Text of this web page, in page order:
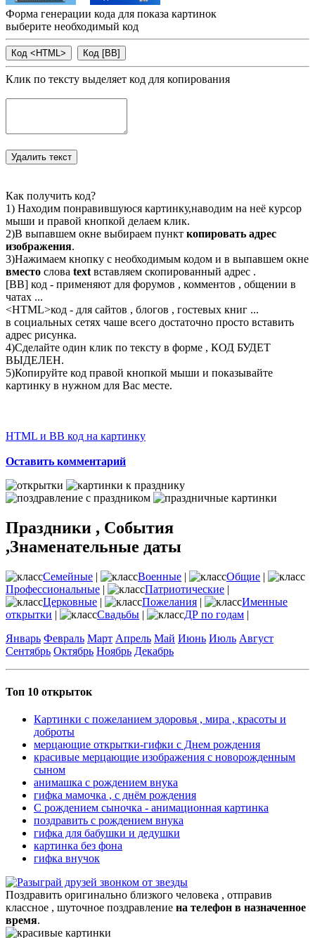
Форма генерации кода для показа картинок
выберите необходимый код
Клик по тексту выделяет код для копирования
Как получить код?
1) Находим понравившуюся картинку,наводим на неё курсор
мыши и правой кнопкой делаем клик.
2)В выпавшем окне выбираем пункт копировать адрес
изображения.
3)Нажимаем кнопку с необходимым кодом и в выпавшем окне
вместо слова textвставляем скопированный адрес .
[BB] код - применяют для форумов , комментов , общении в
чатах ...
<HTML>код - для сайтов , блогов , гостевых книг ...
в социальных сетях чаше всего достаточно просто вставить
адрес рисунка.
4)Сделайте один клик по тексту в форме , КОД БУДЕТ
ВЫДЕЛЕН.
5)Копируйте код правой кнопкой мыши и показывайте
картинку в нужном для Вас месте.
HTML и BB код на картинку
Оставить комментарий
Праздники , События
,Знаменательные даты
Семейные | Военные | Общие |
Профессиональные | Патриотические |
Церковные | Пожелания |
Именные
открытки | Свадьбы | ДР по годам |
Январь Февраль Март Апрель Май Июнь Июль Август
Сентябрь Октябрь Ноябрь Декабрь
Топ 10 открыток
Картинки с пожеланием здоровья , мира , красоты и
доброты
мерцающие открытки-гифки с Днем рождения
красивые мерцающие изображения с новорожденным
сыном
анимашка с рождением внука
гифка мамочка , с днём рождения
С рождением сыночка - анимационная картинка
поздравить с рождением внука
гифка для бабушки и дедушки
картинка без фона
гифка внучок
Поздравить оригинально близкого человека , отправив
классное , шуточное поздравление на телефон в назначенное
время.